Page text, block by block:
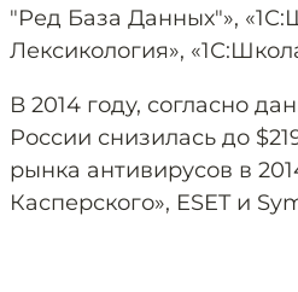
"Ред База Данных"»,
Лексикология»,
В 2014 году, согласно
России снизилась до
рынка антивирусов в
Касперского», ESET и